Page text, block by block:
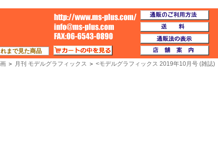
＞ 月刊 モデルグラフィックス ＞ <モデルグラフィックス 2019年10月号 (雑誌)
まで見た商品
カートの中を見る